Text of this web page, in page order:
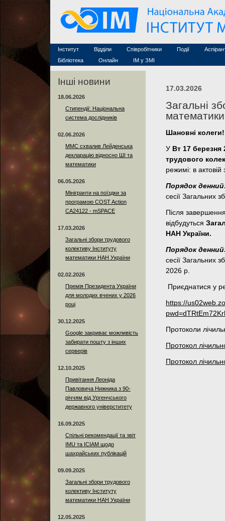
Інститут
Конкурси на посади
Науково-організаційна робота
Відділи Співробітники
Асоційовані дослідники
Технічний персонал
Події
Конференції
Курси з
Бібліотека
MathSciNet
Публікації
Онлайн
ІМ у ЗМІ
Інші новини
18.06.2026
Стипендії: Національна
система дослідників
02.06.2026
ММС схвалив Лейденська
декларацію відносно ШІ та
математики
06.05.2026
Мінігранти на поїздки за
програмою COST Action
CA24122 - mSPACE
17.03.2026
Загальні збори трудового
колективу Інституту
математики НАН України
02.02.2026
Премія Президента України
для молодих вчених у 2026
році
30.12.2025
Google закриває можливість
забирати пошту з інших
серверів
12.10.2025
Привітання Леоніда
Павловича Нижника з 90-
річчям від Ургенчського
державного універститету
16.09.2025
Спільні рекомендації та звіт
IMU та ICIAM щодо
шахрайських публікацій
09.09.2025
Загальні збори трудового
колективу Інституту
математики НАН України
12.05.2025
17.03.2026
Загальні
Шановні колеги!
У Вт 17 березня
трудового
режимі: в актовій
Порядок
сесії Загальних
Після
відбудуться
НАН України.
Порядок
сесії Загальних
2026 р.
Приєднатися у
https://
Протоколи
Протокол
Протокол